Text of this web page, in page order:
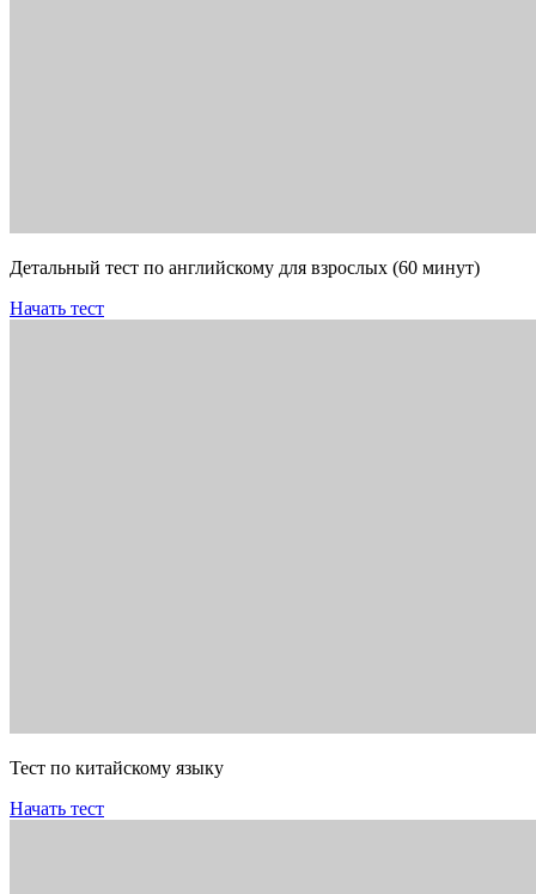
Детальный тест по английскому для взрослых (60 минут)
Начать тест
Тест по китайскому языку
Начать тест